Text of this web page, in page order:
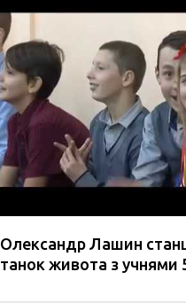
Олександр Лашин
танок живота з учнями